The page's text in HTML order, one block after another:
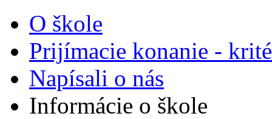
O škole
Prijímacie konanie -
Napísali o nás
Informácie o škole